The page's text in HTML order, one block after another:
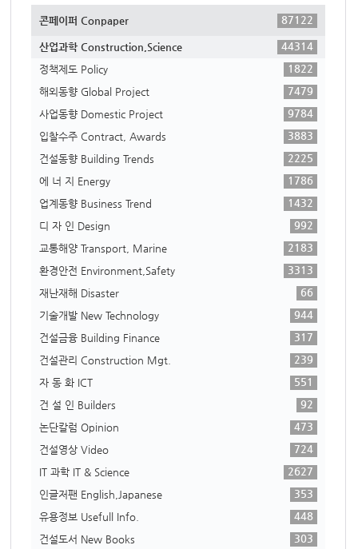
콘페이퍼 Conpaper 87122
산업과학 Construction,Science
44314
정책제도 Policy
1822
해외동향 Global Project
7479
사업동향 Domestic Project
9784
입찰수주 Contract, Awards
3883
건설동향 Building Trends
2225
에 너 지 Energy
1786
업계동향 Business Trend
1432
디 자 인 Design
992
교통해양 Transport, Marine
2183
환경안전 Environment,Safety
3313
재난재해 Disaster
66
기술개발 New Technology
944
건설금융 Building Finance
317
건설관리 Construction Mgt.
239
자 동 화 ICT
551
건 설 인 Builders
92
논단칼럼 Opinion
473
건설영상 Video
724
IT 과학 IT & Science
2627
인글저팬 English,Japanese
353
유용정보 Usefull Info.
448
건설도서 New Books
303